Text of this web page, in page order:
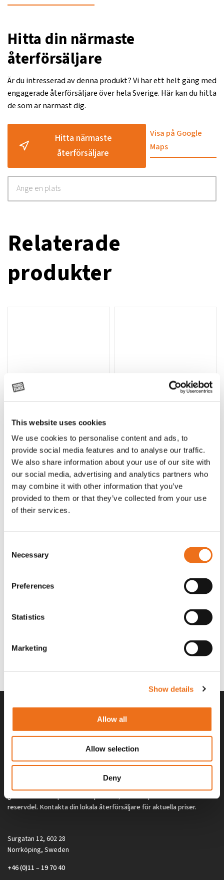
This website uses cookies
We use cookies to personalise content and ads, to
provide social media features and to analyse our traffic.
We also share information about your use of our site with
our social media, advertising and analytics partners who
may combine it with other information that you’ve
provided to them or that they’ve collected from your use
of their services.
Selection
Necessary
Preferences
Statistics
Marketing
Show details
Allow all
Allow selection
Deny
Hitta din närmaste
återförsäljare
Är du intresserad av denna produkt? Vi har ett helt gäng med
engagerade återförsäljare över hela Sverige. Här kan du hitta
de som är närmast dig.
Hitta närmaste
återförsäljare
Visa på Google
Maps
Relaterade
produkter
Lägg till i varukorg
T-shirt Avant barn grön 92 cm
G0007
(ex. moms)
T-shirt Avant barn grön 104-110
cm
G0010
(ex. moms)
Lägg till i varukorg
T-shirt grå xl med
T-shirt svart 2xl med avant-
Alla priser på tillbehör och tillval gäller vid köp av ny maskin. Priserna
gäller inte vid köp av enskild produkt, till exempel
reservdel. Kontakta din lokala återförsäljare för aktuella priser.
Surgatan 12, 602 28
Norrköping, Sweden
+46 (0)11 – 19 70 40